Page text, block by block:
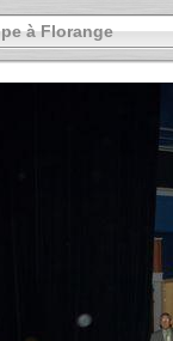
à Florange